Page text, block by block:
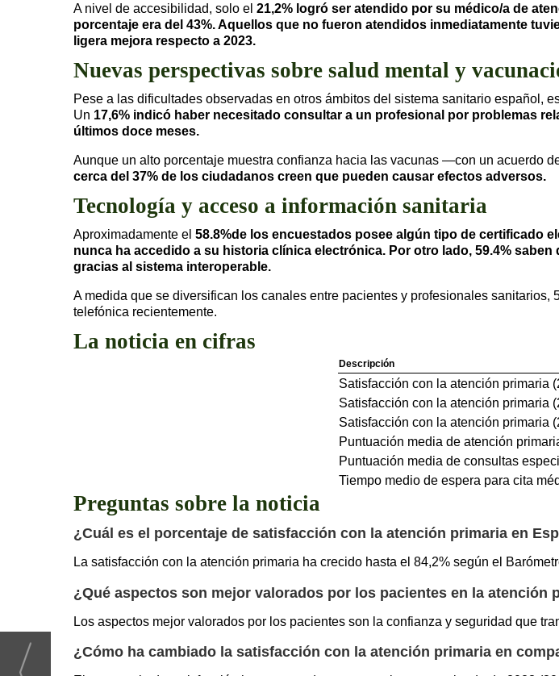
A nivel de accesibilidad, solo el 21,2% logró ser atendido por su médico/a de
porcentaje era del 43%. Aquellos que no fueron atendidos inmediatamente
ligera mejora respecto a 2023.
Nuevas perspectivas sobre salud mental y
Pese a las dificultades observadas en otros ámbitos del sistema sanitario español,
Un 17,6% indicó haber necesitado consultar a un profesional por problemas
últimos doce meses.
Aunque un alto porcentaje muestra confianza hacia las vacunas —con un acuerdo
cerca del 37% de los ciudadanos creen que pueden causar efectos adversos.
Tecnología y acceso a información sanitaria
Aproximadamente el 58.8%de los encuestados posee algún tipo de certificado
nunca ha accedido a su historia clínica electrónica. Por otro lado, 59.4%
gracias al sistema interoperable.
A medida que se diversifican los canales entre pacientes y profesionales
telefónica recientemente.
La noticia en cifras
Descripción
Satisfacción con la atención primaria
Satisfacción con la atención primaria
Satisfacción con la atención primaria
Puntuación media de atención
Puntuación media de consultas
Tiempo medio de espera para cita
Preguntas sobre la noticia
¿Cuál es el porcentaje de satisfacción con la atención primaria en
La satisfacción con la atención primaria ha crecido hasta el 84,2% según el
¿Qué aspectos son mejor valorados por los pacientes en la atención
Los aspectos mejor valorados por los pacientes son la confianza y seguridad que
¿Cómo ha cambiado la satisfacción con la atención primaria en